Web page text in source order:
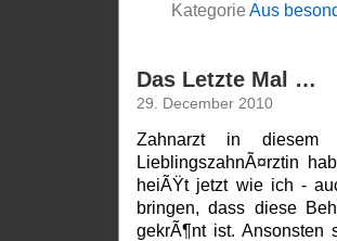
Kategorie Aus
Das Letzte Mal …
29. December 2010
Zahnarzt in
LieblingszahnÃ¤rztin
heiÃŸt jetzt wie ich -
bringen, dass diese
gekrÃ¶nt ist.